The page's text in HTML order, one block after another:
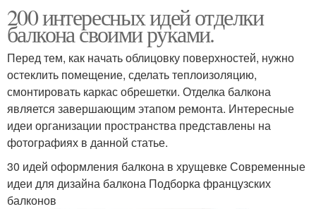
200 интересных идей отделки
балкона своими руками.
Перед тем, как начать облицовку поверхностей, нужно
остеклить помещение, сделать теплоизоляцию,
смонтировать каркас обрешетки. Отделка балкона
является завершающим этапом ремонта. Интересные
идеи организации пространства представлены на
фотографиях в данной статье.
30 идей оформления балкона в хрущевке Современные
идеи для дизайна балкона Подборка французских
балконов